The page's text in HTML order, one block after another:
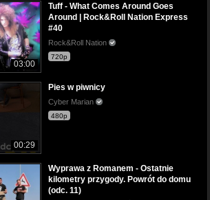
03:00
Tuff - What Comes Around Goes
Around | Rock&Roll Nation Express
#40
Rock&Roll Nation
720p
00:29
Pies w piwnicy
Cyber Marian
480p
Wyprawa z Romanem - Ostatnie
kilometry przygody. Powrót do domu
(odc. 11)